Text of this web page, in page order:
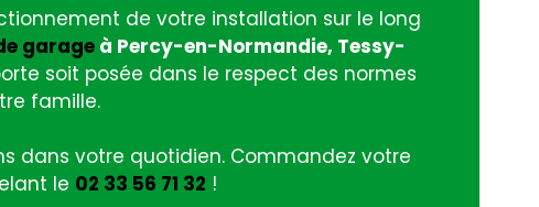
de votre installation sur le long
garageà Percy-en-Normandie, Tessy-
soit posée dans le respect des normes
famille.
dans votre quotidien. Commandez votre
le 02 33 56 71 32 !